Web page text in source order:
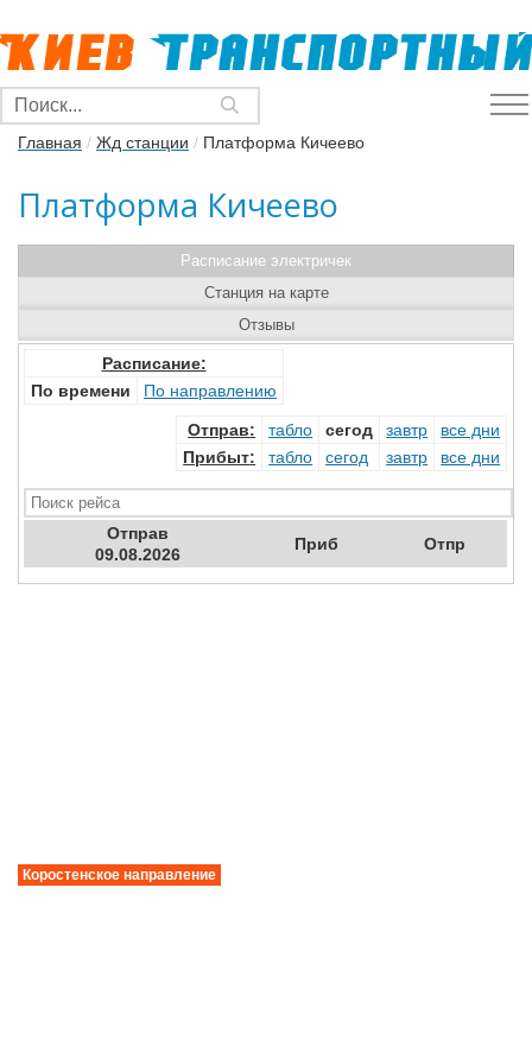
Главная / Жд станции / Платформа Кичеево
Платформа Кичеево
Расписание электричек
Расписание:
По времени
По направлению
Отправ: табло сегод завтр
все дни
Прибыт: табло сегод завтр все дни
Отправ
09.08.2026
Приб Отпр
Станция на карте
Отзывы
Коростенское направление